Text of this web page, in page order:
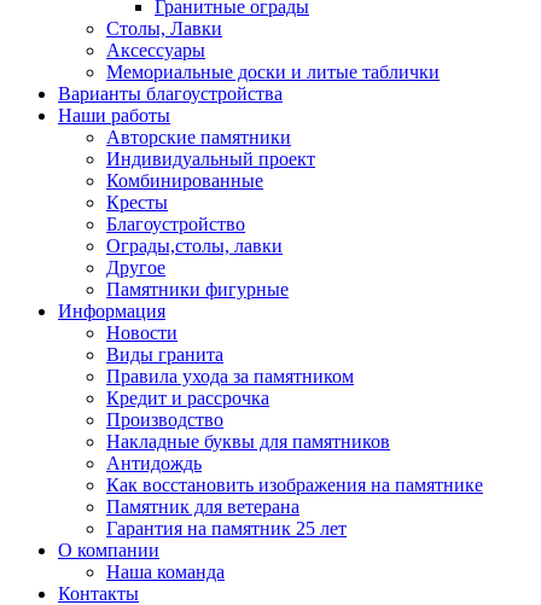
Гранитные ограды
Столы, Лавки
Аксессуары
Мемориальные доски и литые таблички
Варианты благоустройства
Наши работы
Авторские памятники
Индивидуальный проект
Комбинированные
Кресты
Благоустройство
Ограды,столы, лавки
Другое
Памятники фигурные
Информация
Новости
Виды гранита
Правила ухода за памятником
Кредит и рассрочка
Производство
Накладные буквы для памятников
Антидождь
Как восстановить изображения на памятнике
Памятник для ветерана
Гарантия на памятник 25 лет
О компании
Наша команда
Контакты